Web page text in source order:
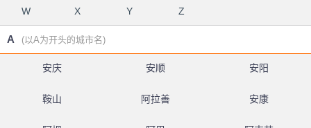
W X Y Z
A (以A为开头的城市名)
安庆 安顺 安阳
鞍山 阿拉善 安康